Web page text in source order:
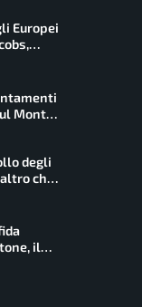
Europei
Mont
degli
che
il